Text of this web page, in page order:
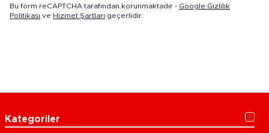
Bu form reCAPTCHA tarafından korunmaktadır - Google Gizlilik
Politikası ve Hizmet Şartları geçerlidir.
Kategoriler